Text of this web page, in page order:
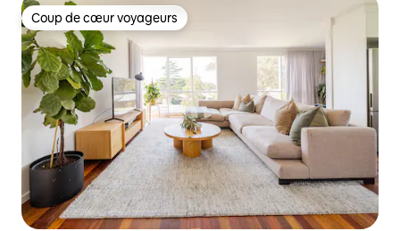
Coup de cœur voyageurs
Coup de cœur voyageurs